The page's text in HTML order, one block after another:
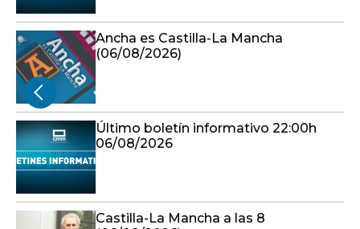
Ancha es Castilla-La Mancha
(06/08/2026)
Último boletín informativo 22:00h
06/08/2026
Castilla-La Mancha a las 8